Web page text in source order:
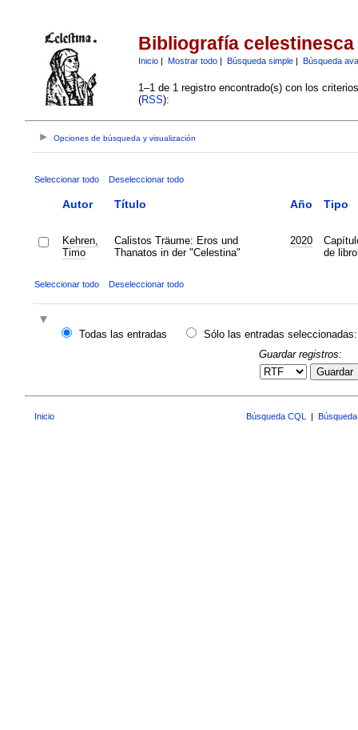
Bibliografía celestinesca
Inicio| Mostrar todo| Búsqueda simple| Búsqueda
1–1 de 1 registro encontrado(s) con los
(RSS):
Opciones de búsqueda y visualización
Seleccionar todo Deseleccionar todo
Autor Título Año Tipo
Kehren,
Timo
Calistos Träume: Eros und
Thanatos in der "Celestina"
2020
de libro
Seleccionar todo Deseleccionar todo
Todas las entradas
Sólo las entradas seleccionadas:
Guardar registros:
Guardar
Inicio Búsqueda CQL